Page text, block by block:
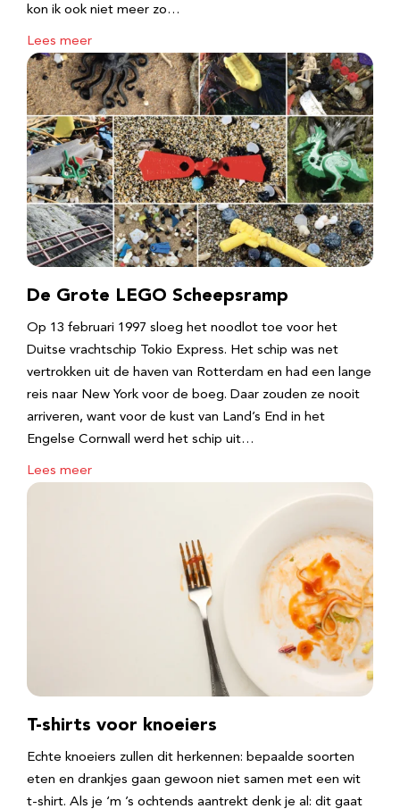
kon ik ook niet meer zo…
Lees meer
De Grote LEGO Scheepsramp
Op 13 februari 1997 sloeg het noodlot toe voor het
Duitse vrachtschip Tokio Express. Het schip was net
vertrokken uit de haven van Rotterdam en had een lange
reis naar New York voor de boeg. Daar zouden ze nooit
arriveren, want voor de kust van Land’s End in het
Engelse Cornwall werd het schip uit…
Lees meer
T-shirts voor knoeiers
Echte knoeiers zullen dit herkennen: bepaalde soorten
eten en drankjes gaan gewoon niet samen met een wit
t-shirt. Als je ‘m ’s ochtends aantrekt denk je al: dit gaat